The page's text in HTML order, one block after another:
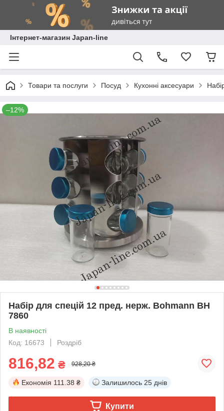
Інтернет-магазин Japan-line
Товари та послуги Посуд Кухонні аксесуари
–12%
Набір для спецій 12 пред. нерж. Bohmann BH
7860
В наявності
Код: 16673
Роздріб
816,82 ₴ 928,20 ₴
Економія 111.38 ₴ Залишилось 25 днів
Купити